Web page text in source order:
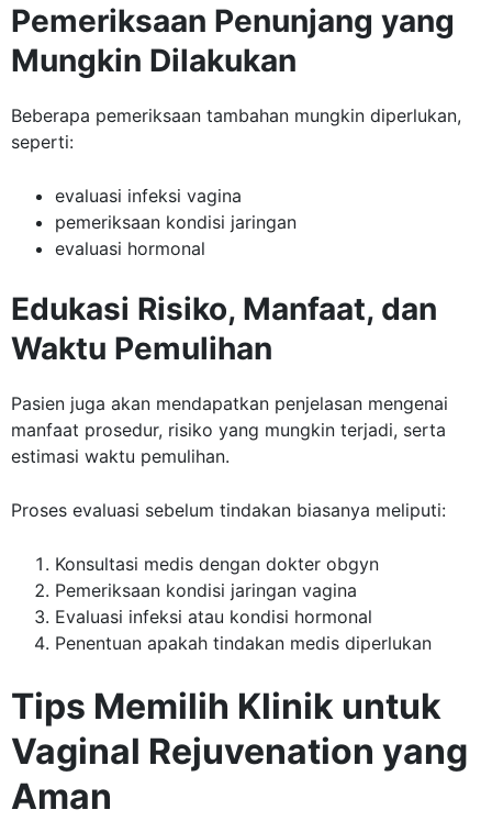
Pemeriksaan Penunjang yang
Mungkin Dilakukan
Beberapa pemeriksaan tambahan mungkin diperlukan,
seperti:
evaluasi infeksi vagina
pemeriksaan kondisi jaringan
evaluasi hormonal
Edukasi Risiko, Manfaat, dan
Waktu Pemulihan
Pasien juga akan mendapatkan penjelasan mengenai
manfaat prosedur, risiko yang mungkin terjadi, serta
estimasi waktu pemulihan.
Proses evaluasi sebelum tindakan biasanya meliputi:
Konsultasi medis dengan dokter obgyn
Pemeriksaan kondisi jaringan vagina
Evaluasi infeksi atau kondisi hormonal
Penentuan apakah tindakan medis diperlukan
Tips Memilih Klinik untuk
Vaginal Rejuvenation yang
Aman